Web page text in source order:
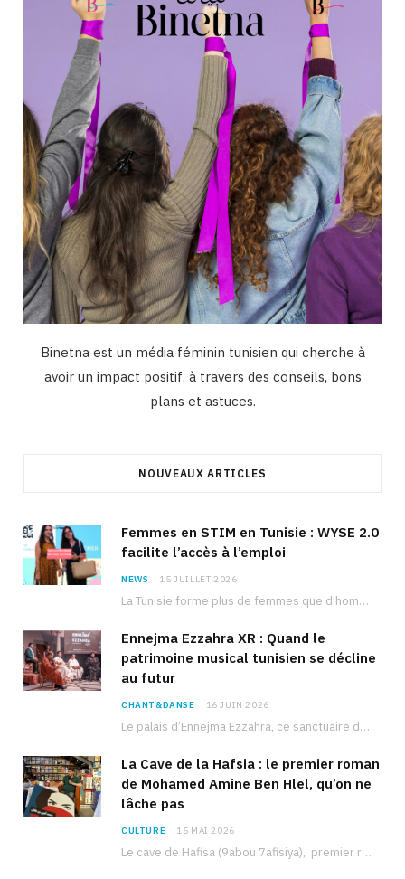
e
I
Binetna est un média féminin tunisien qui cherche à
avoir un impact positif, à travers des conseils, bons
plans et astuces.
NOUVEAUX ARTICLES
Femmes en STIM en Tunisie : WYSE 2.0
facilite l’accès à l’emploi
NEWS 15 JUILLET 2026
La Tunisie forme plus de femmes que d’hommes dans les filières scientifiques. Pourtant, pour beaucoup…
Ennejma Ezzahra XR : Quand le
patrimoine musical tunisien se décline
au futur
CHANT&DANSE 16 JUIN 2026
Le palais d’Ennejma Ezzahra, ce sanctuaire de la musique tunisienne et méditerranéenne construit par le…
La Cave de la Hafsia : le premier roman
de Mohamed Amine Ben Hlel, qu’on ne
lâche pas
CULTURE 15 MAI 2026
Le cave de Hafisa (9abou 7afisiya), premier roman du journaliste tunisien Mohamed Amine Ben Hlel,…